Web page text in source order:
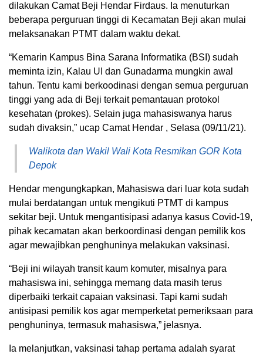
dilakukan Camat Beji Hendar Firdaus. Ia menuturkan
beberapa perguruan tinggi di Kecamatan Beji akan mulai
melaksanakan PTMT dalam waktu dekat.
“Kemarin Kampus Bina Sarana Informatika (BSI) sudah
meminta izin, Kalau UI dan Gunadarma mungkin awal
tahun. Tentu kami berkoodinasi dengan semua perguruan
tinggi yang ada di Beji terkait pemantauan protokol
kesehatan (prokes). Selain juga mahasiswanya harus
sudah divaksin,” ucap Camat Hendar , Selasa (09/11/21).
Walikota dan Wakil Wali Kota Resmikan GOR Kota
Depok
Hendar mengungkapkan, Mahasiswa dari luar kota sudah
mulai berdatangan untuk mengikuti PTMT di kampus
sekitar beji. Untuk mengantisipasi adanya kasus Covid-19,
pihak kecamatan akan berkoordinasi dengan pemilik kos
agar mewajibkan penghuninya melakukan vaksinasi.
“Beji ini wilayah transit kaum komuter, misalnya para
mahasiswa ini, sehingga memang data masih terus
diperbaiki terkait capaian vaksinasi. Tapi kami sudah
antisipasi pemilik kos agar memperketat pemeriksaan para
penghuninya, termasuk mahasiswa,” jelasnya.
Ia melanjutkan, vaksinasi tahap pertama adalah syarat